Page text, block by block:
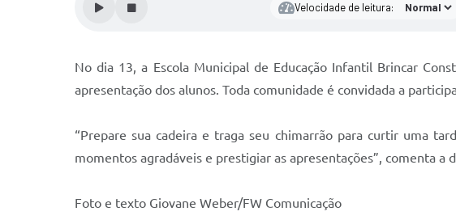
Velocidade de leitura:
No dia 13, a Escola Municipal de Educação Infantil Brincar
apresentação dos alunos. Toda comunidade é convidada a
“Prepare sua cadeira e traga seu chimarrão para curtir uma
momentos agradáveis e prestigiar as apresentações”, comenta a
Foto e texto Giovane Weber/FW Comunicação